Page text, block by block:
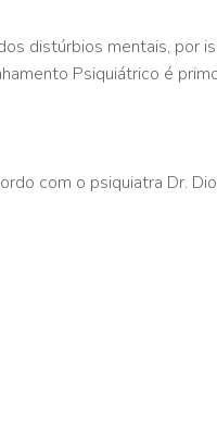
distúrbios mentais, por
Psiquiátrico é
com o psiquiatra Dr.